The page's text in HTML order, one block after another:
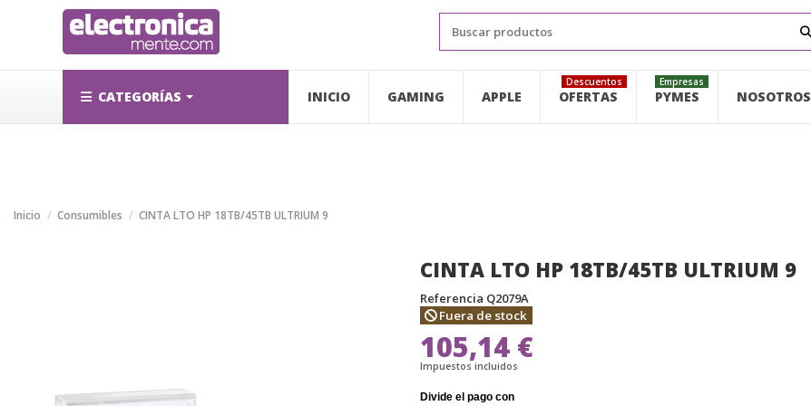
CATEGORÍAS INICIO GAMING APPLE OFERTAS
Descuentos
PYMES
Empresas
NOSOTROS
Inicio Consumibles CINTA LTO HP 18TB/45TB ULTRIUM 9
CINTA LTO HP 18TB/45TB ULTRIUM 9
Referencia Q2079A
Fuera de stock
105,14 €
Impuestos incluidos